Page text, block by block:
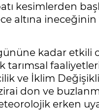
kesimlerden
altına
kadar
tarımsal
ve İklim
don ve
erken